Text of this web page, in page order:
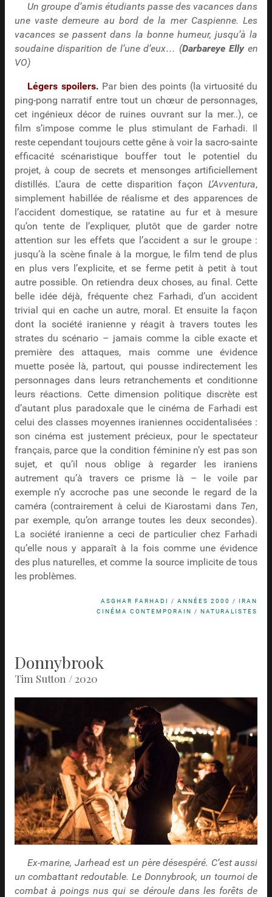
Un groupe d’amis étudiants passe des vacances dans
une vaste demeure au bord de la mer Caspienne. Les
vacances se passent dans la bonne humeur, jusqu’à la
soudaine disparition de l’une d’eux… (Darbareye Ellyen
VO)
Légers spoilers. Par bien des points (la virtuosité du
ping-pong narratif entre tout un chœur de personnages,
cet ingénieux décor de ruines ouvrant sur la mer..), ce
film s’impose comme le plus stimulant de Farhadi. Il
reste cependant toujours cette gêne à voir la sacro-sainte
efficacité scénaristique bouffer tout le potentiel du
projet, à coup de secrets et mensonges artificiellement
distillés. L’aura de cette disparition façonL’Avventura,
simplement habillée de réalisme et des apparences de
l’accident domestique, se ratatine au fur et à mesure
qu’on tente de l’expliquer, plutôt que de garder notre
attention sur les effets que l’accident a sur le groupe :
jusqu’à la scène finale à la morgue, le film tend de plus
en plus vers l’explicite, et se ferme petit à petit à tout
autre possible. On retiendra deux choses, au final. Cette
belle idée déjà, fréquente chez Farhadi, d’un accident
trivial qui en cache un autre, moral. Et ensuite la façon
dont la société iranienne y réagit à travers toutes les
strates du scénario – jamais comme la cible exacte et
première des attaques, mais comme une évidence
muette posée là, partout, qui pousse indirectement les
personnages dans leurs retranchements et conditionne
leurs réactions. Cette dimension politique discrète est
d’autant plus paradoxale que le cinéma de Farhadi est
celui des classes moyennes iraniennes occidentalisées :
son cinéma est justement précieux, pour le spectateur
français, parce que la condition féminine n’y est pas son
sujet, et qu’il nous oblige à regarder les iraniens
autrement qu’à travers ce prisme là – le voile par
exemple n’y accroche pas une seconde le regard de la
caméra (contrairement à celui de Kiarostami dans Ten,
par exemple, qu’on arrange toutes les deux secondes).
La société iranienne a ceci de particulier chez Farhadi
qu’elle nous y apparaît à la fois comme une évidence
des plus naturelles, et comme la source implicite de tous
les problèmes.
ASGHAR FARHADI /ANNÉES 2000 /IRAN
CINÉMA CONTEMPORAIN /NATURALISTES
Donnybrook
Tim Sutton / 2020
Ex-marine, Jarhead est un père désespéré. C’est aussi
un combattant redoutable. Le Donnybrook, un tournoi de
combat à poings nus qui se déroule dans les forêts de